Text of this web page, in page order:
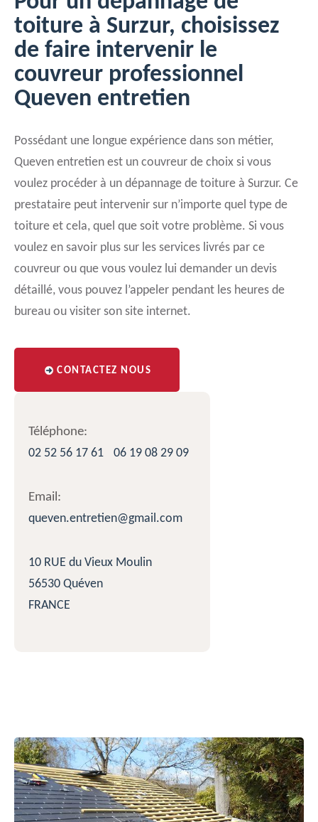
toiture à Surzur, choisissez
de faire intervenir le
couvreur professionnel
Queven entretien
Possédant une longue expérience dans son métier,
Queven entretien est un couvreur de choix si vous
voulez procéder à un dépannage de toiture à Surzur. Ce
prestataire peut intervenir sur n’importe quel type de
toiture et cela, quel que soit votre problème. Si vous
voulez en savoir plus sur les services livrés par ce
couvreur ou que vous voulez lui demander un devis
détaillé, vous pouvez l’appeler pendant les heures de
bureau ou visiter son site internet.
CONTACTEZ NOUS
Téléphone:
02 52 56 17 61
06 19 08 29 09
Email:
queven.entretien@gmail.com
10 RUE du Vieux Moulin
56530 Quéven
FRANCE